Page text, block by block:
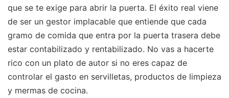
que se te exige para abrir la puerta. El éxito real viene
de ser un gestor implacable que entiende que cada
gramo de comida que entra por la puerta trasera debe
estar contabilizado y rentabilizado. No vas a hacerte
rico con un plato de autor si no eres capaz de
controlar el gasto en servilletas, productos de limpieza
y mermas de cocina.